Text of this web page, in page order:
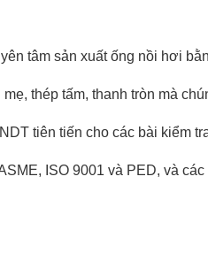
tâm sản xuất ống nồi hơi
thép tấm, thanh tròn mà
tiên tiến cho các bài kiểm
ISO 9001 và PED, và